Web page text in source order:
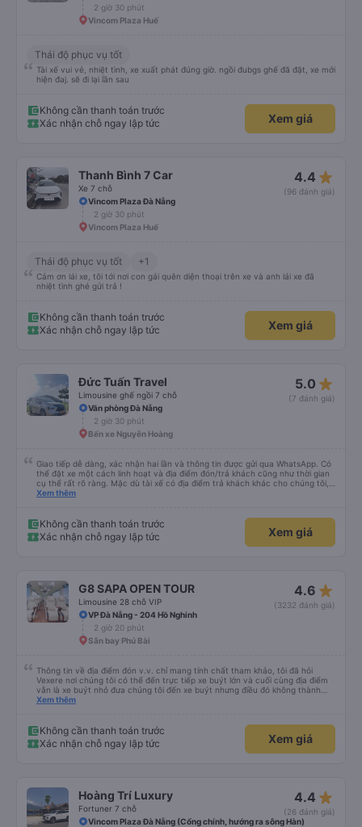
2 giờ 30 phút
Vincom Plaza Huế
Thái độ phục vụ tốt
Tài xế vui vẻ, nhiệt tình, xe xuất phát đúng giờ. ngồi đubgs ghế đã đặt, xe mới
hiện đaj. sẽ đi lại lần sau
Không cần thanh toán trước
Xác nhận chỗ ngay lập tức
Xem giá
Thanh Bình 7 Car
Xe 7 chỗ
4.4 star_rate
(96 đánh giá)
Vincom Plaza Đà Nẵng
2 giờ 30 phút
Vincom Plaza Huế
Thái độ phục vụ tốt +1
Cảm ơn lái xe, tôi tới nơi con gái quên diện thoại trên xe và anh lái xe đã
nhiệt tình ghé gửi trả !
Không cần thanh toán trước
Xác nhận chỗ ngay lập tức
Xem giá
Đức Tuấn Travel
Limousine ghế ngồi 7 chỗ
5.0 star_rate
(7 đánh giá)
Văn phòng Đà Nẵng
2 giờ 30 phút
Bến xe Nguyễn Hoàng
Giao tiếp dễ dàng, xác nhận hai lần và thông tin được gửi qua WhatsApp. Có
thể đặt xe một cách linh hoạt và địa điểm đón/trả khách cũng như thời gian
cụ thể rất rõ ràng. Mặc dù tài xế có địa điểm trả khách khác cho chúng tôi,
nhưng chúng tôi vẫn có thể đến địa điểm mình muốn.
Xem thêm
Không cần thanh toán trước
Xác nhận chỗ ngay lập tức
Xem giá
G8 SAPA OPEN TOUR
Limousine 28 chỗ VIP
4.6 star_rate
(3232 đánh giá)
VP Đà Nẵng - 204 Hồ Nghinh
2 giờ 20 phút
Sân bay Phú Bài
Thông tin về địa điểm đón v.v. chỉ mang tính chất tham khảo, tôi đã hỏi
Vexere nơi chúng tôi có thể đến trực tiếp xe buýt lớn và cuối cùng địa điểm
vẫn là xe buýt nhỏ đưa chúng tôi đến xe buýt nhưng điều đó không thành
vấn đề. Chúng tôi khởi hành đúng giờ từ Hà Nội nhưng đã nghỉ rất lâu ở sân
30 phút hai lần ở khu vực đường cao tốc (3 nghìn đồng để sử dụng phòng
tắm và chúng rất sạch sẽ) và cũng có thể mua rất nhiều đồ ăn nhẹ và thức
ăn khác nhau. Ghế ngồi rất thoải mái! Hãy nhớ rằng đôi khi chất lượng đường
có thể sử dụng chúng vì chúng trống. Nhìn chung là một hành trình rất tốt :)
Xem thêm
Không cần thanh toán trước
Xác nhận chỗ ngay lập tức
Xem giá
Hoàng Trí Luxury
Fortuner 7 chỗ
4.4 star_rate
(26 đánh giá)
Vincom Plaza Đà Nẵng (Cổng chính, hướng ra sông Hàn)